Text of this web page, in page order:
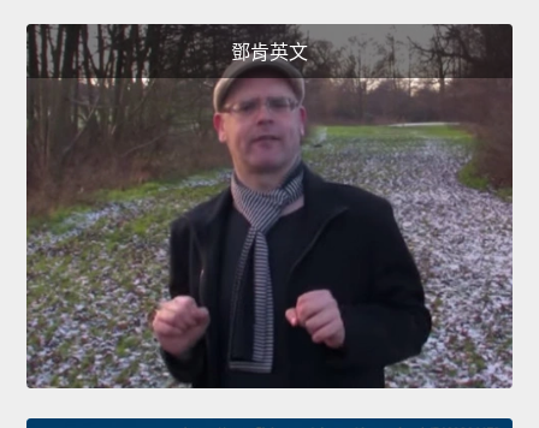
鄧肯英文